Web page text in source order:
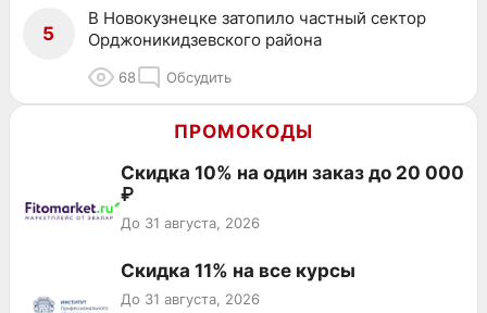
5
В Новокузнецке затопило частный сектор
Орджоникидзевского района
68 Обсудить
ПРОМОКОДЫ
Скидка 10% на один заказ до 20 000
₽
До 31 августа, 2026
Скидка 11% на все курсы
До 31 августа, 2026